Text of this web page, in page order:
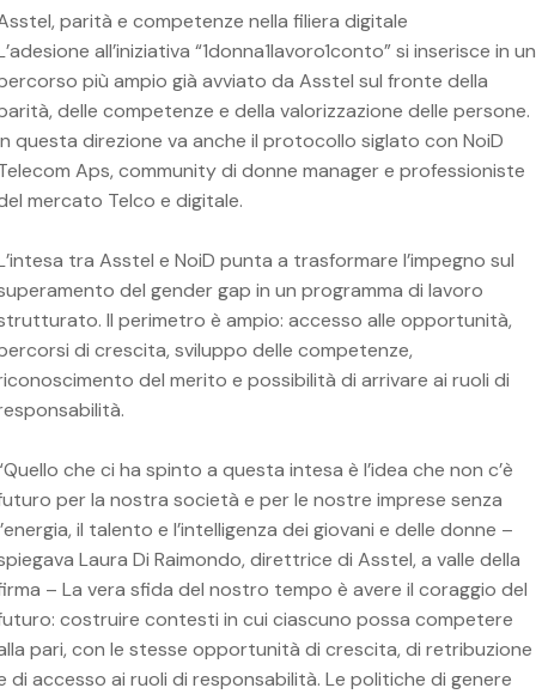
parità e competenze nella filiera digitale
all’iniziativa “1donna1lavoro1conto” si inserisce in un
più ampio già avviato da Asstel sul fronte della
delle competenze e della valorizzazione delle persone.
questa direzione va anche il protocollo siglato con NoiD
Aps, community di donne manager e professioniste
mercato Telco e digitale.
tra Asstel e NoiD punta a trasformare l’impegno sul
del gender gap in un programma di lavoro
Il perimetro è ampio: accesso alle opportunità,
di crescita, sviluppo delle competenze,
del merito e possibilità di arrivare ai ruoli di
che ci ha spinto a questa intesa è l’idea che non c’è
per la nostra società e per le nostre imprese senza
il talento e l’intelligenza dei giovani e delle donne –
Laura Di Raimondo, direttrice di Asstel, a valle della
– La vera sfida del nostro tempo è avere il coraggio del
costruire contesti in cui ciascuno possa competere
pari, con le stesse opportunità di crescita, di retribuzione
di accesso ai ruoli di responsabilità. Le politiche di genere